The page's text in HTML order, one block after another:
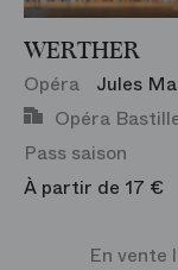
WERTHER
Opéra
Jules
Opéra
Pass saison
À partir de 17 €
En vente